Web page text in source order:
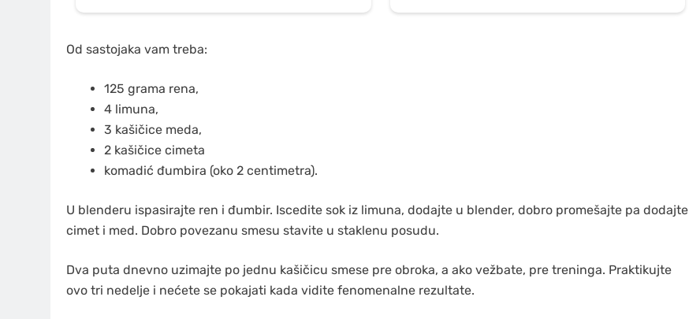
Od sastojaka vam treba:
125 grama rena,
4 limuna,
3 kašičice meda,
2 kašičice cimeta
komadić đumbira (oko 2 centimetra).
U blenderu ispasirajte ren i đumbir. Iscedite sok iz limuna, dodajte u blender, dobro promešajte pa dodajte
cimet i med. Dobro povezanu smesu stavite u staklenu posudu.
Dva puta dnevno uzimajte po jednu kašičicu smese pre obroka, a ako vežbate, pre treninga. Praktikujte
ovo tri nedelje i nećete se pokajati kada vidite fenomenalne rezultate.